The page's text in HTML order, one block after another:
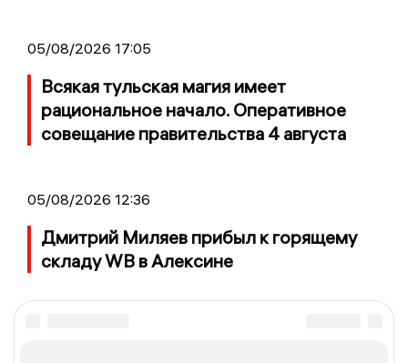
05/08/2026 17:05
Всякая тульская магия имеет
рациональное начало. Оперативное
совещание правительства 4 августа
05/08/2026 12:36
Дмитрий Миляев прибыл к горящему
складу WB в Алексине